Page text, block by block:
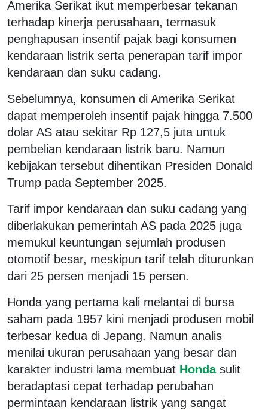
Amerika Serikat ikut memperbesar tekanan
terhadap kinerja perusahaan, termasuk
penghapusan insentif pajak bagi konsumen
kendaraan listrik serta penerapan tarif impor
kendaraan dan suku cadang.
Sebelumnya, konsumen di Amerika Serikat
dapat memperoleh insentif pajak hingga 7.500
dolar AS atau sekitar Rp 127,5 juta untuk
pembelian kendaraan listrik baru. Namun
kebijakan tersebut dihentikan Presiden Donald
Trump pada September 2025.
Tarif impor kendaraan dan suku cadang yang
diberlakukan pemerintah AS pada 2025 juga
memukul keuntungan sejumlah produsen
otomotif besar, meskipun tarif telah diturunkan
dari 25 persen menjadi 15 persen.
Honda yang pertama kali melantai di bursa
saham pada 1957 kini menjadi produsen mobil
terbesar kedua di Jepang. Namun analis
menilai ukuran perusahaan yang besar dan
karakter industri lama membuat Honda sulit
beradaptasi cepat terhadap perubahan
permintaan kendaraan listrik yang sangat